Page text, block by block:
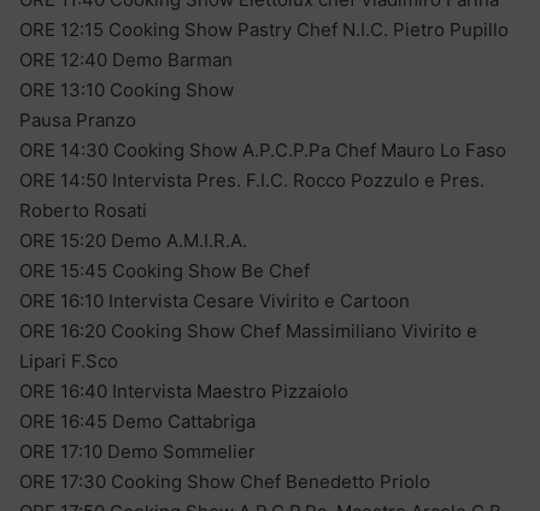
ORE 12:15 Cooking Show Pastry Chef N.I.C. Pietro Pupillo
ORE 12:40 Demo Barman
ORE 13:10 Cooking Show
Pausa Pranzo
ORE 14:30 Cooking Show A.P.C.P.Pa Chef Mauro Lo Faso
ORE 14:50 Intervista Pres. F.I.C. Rocco Pozzulo e Pres.
Roberto Rosati
ORE 15:20 Demo A.M.I.R.A.
ORE 15:45 Cooking Show Be Chef
ORE 16:10 Intervista Cesare Vivirito e Cartoon
ORE 16:20 Cooking Show Chef Massimiliano Vivirito e
Lipari F.Sco
ORE 16:40 Intervista Maestro Pizzaiolo
ORE 16:45 Demo Cattabriga
ORE 17:10 Demo Sommelier
ORE 17:30 Cooking Show Chef Benedetto Priolo